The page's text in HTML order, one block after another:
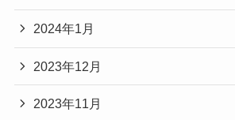
2024年1月
2023年12月
2023年11月